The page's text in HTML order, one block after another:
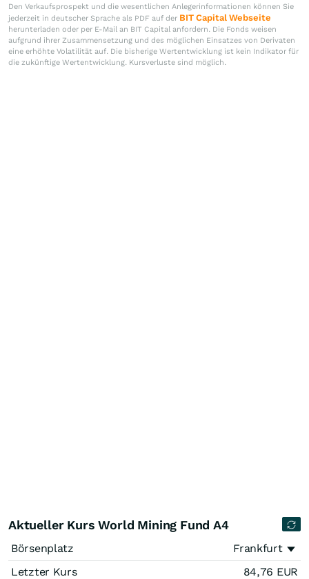
Den Verkaufsprospekt und die wesentlichen Anlegerinformationen können Sie
jederzeit in deutscher Sprache als PDF auf der BIT Capital Webseite
herunterladen oder per E-Mail an BIT Capital anfordern. Die Fonds weisen
aufgrund ihrer Zusammensetzung und des möglichen Einsatzes von Derivaten
eine erhöhte Volatilität auf. Die bisherige Wertentwicklung ist kein Indikator für
die zukünftige Wertentwicklung. Kursverluste sind möglich.
Aktueller Kurs World Mining Fund A4
Börsenplatz
Frankfurt
Letzter Kurs
84,76 EUR